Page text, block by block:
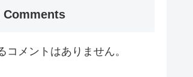
Comments
コメントはありません。